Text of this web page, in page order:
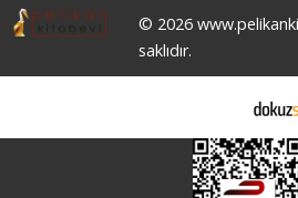
© 2026
saklıdır.